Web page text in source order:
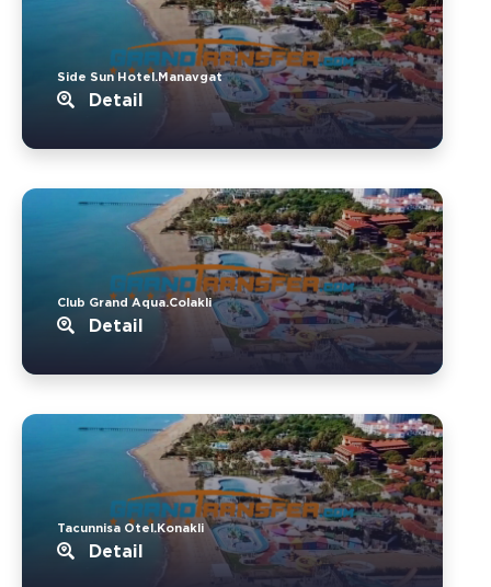
Side Sun Hotel.Manavgat
Detail
Club Grand Aqua.Colakli
Detail
Tacunnisa Otel.Konakli
Detail